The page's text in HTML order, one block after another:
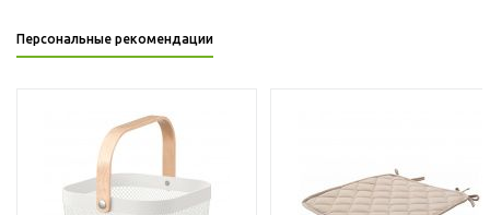
Персональные рекомендации